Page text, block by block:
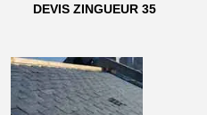
DEVIS ZINGUEUR 35